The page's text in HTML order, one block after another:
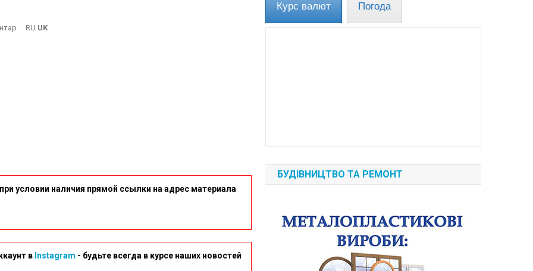
RU UK
условии наличия прямой ссылки на адрес материала
в Instagram - будьте всегда в курсе наших новостей
Курс валют Погода
БУДІВНИЦТВО ТА РЕМОНТ